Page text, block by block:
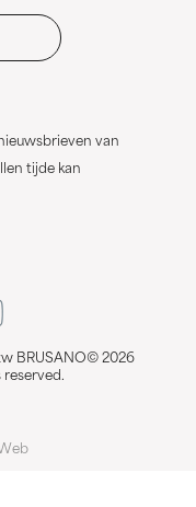
van
tijde kan
BRUSANO© 2026
reserved.